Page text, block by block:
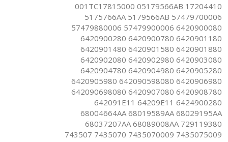
001TC17815000 05179566AB 17204410
5175766AA 5179566AB 57479700006
57479880006 57479900006 6420900080
6420900280 6420900780 6420901180
6420901480 6420901580 6420901880
6420902080 6420902980 6420903080
6420904780 6420904980 6420905280
6420905980 642090598080 6420906980
642090698080 6420907080 6420908780
642091E11 64209E11 6424900280
68004664AA 68019589AA 68029195AA
68037207AA 68089008AA 729119380
743507 7435070 7435070009 7435075009